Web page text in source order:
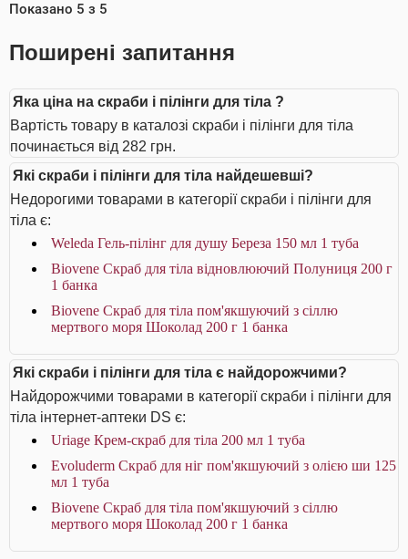
Показано 5 з 5
Поширені запитання
Яка ціна на скраби і пілінги для тіла ?
Вартість товару в каталозі скраби і пілінги для тіла
починається від 282 грн.
Які скраби і пілінги для тіла найдешевші?
Недорогими товарами в категорії скраби і пілінги для
тіла є:
Weleda Гель-пілінг для душу Береза 150 мл 1 туба
Biovene Скраб для тіла відновлюючий Полуниця 200 г
1 банка
Biovene Скраб для тіла пом'якшуючий з сіллю
мертвого моря Шоколад 200 г 1 банка
Які скраби і пілінги для тіла є найдорожчими?
Найдорожчими товарами в категорії скраби і пілінги для
тіла інтернет-аптеки DS є:
Uriage Крем-скраб для тіла 200 мл 1 туба
Evoluderm Скраб для ніг пом'якшуючий з олією ши 125
мл 1 туба
Biovene Скраб для тіла пом'якшуючий з сіллю
мертвого моря Шоколад 200 г 1 банка